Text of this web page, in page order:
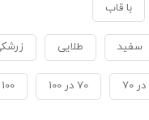
با قاب
سفید طلایی
70 در 100 100 در 140